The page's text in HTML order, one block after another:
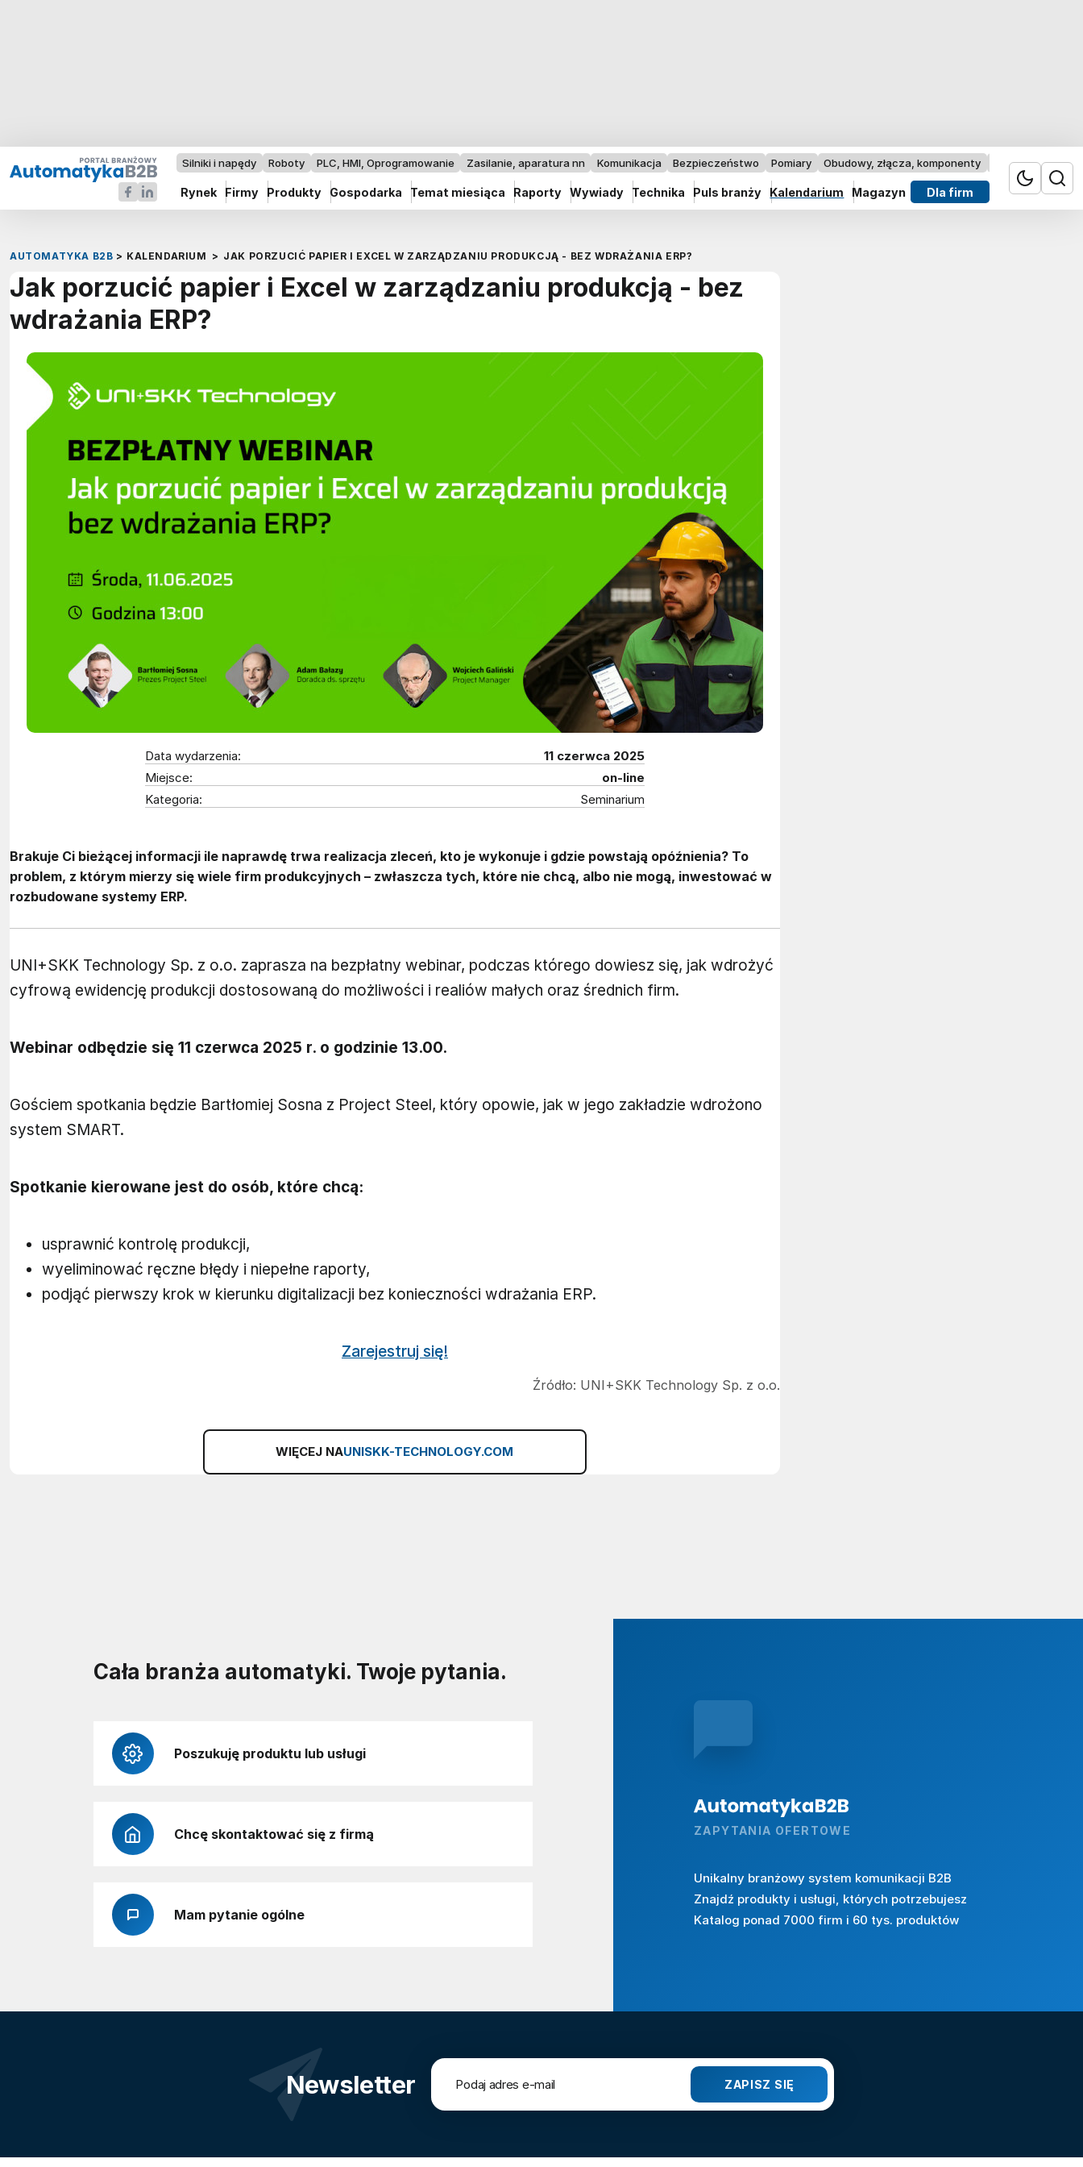
Silniki i napędy Roboty PLC, HMI, Oprogramowanie Zasilanie, aparatura nn Komunikacja Bezpieczeństwo Pomiary Obudowy, złącza, komponenty Przemysł 4.0
Rynek Firmy Produkty Gospodarka Temat miesiąca Raporty Wywiady Technika Puls branży Kalendarium Magazyn Dla firm
AUTOMATYKA B2B > KALENDARIUM > JAK PORZUCIĆ PAPIER I EXCEL W ZARZĄDZANIU PRODUKCJĄ - BEZ WDRAŻANIA ERP?
Jak porzucić papier i Excel w zarządzaniu produkcją - bez
wdrażania ERP?
Data wydarzenia:
11 czerwca 2025
Miejsce:
on-line
Kategoria:
Seminarium
Brakuje Ci bieżącej informacji ile naprawdę trwa realizacja zleceń, kto je wykonuje i gdzie powstają opóźnienia? To
problem, z którym mierzy się wiele firm produkcyjnych – zwłaszcza tych, które nie chcą, albo nie mogą, inwestować w
rozbudowane systemy ERP.
UNI+SKK Technology Sp. z o.o. zaprasza na bezpłatny webinar, podczas którego dowiesz się, jak wdrożyć
cyfrową ewidencję produkcji dostosowaną do możliwości i realiów małych oraz średnich firm.
Webinar odbędzie się 11 czerwca 2025 r. o godzinie 13.00.
Gościem spotkania będzie Bartłomiej Sosna z Project Steel, który opowie, jak w jego zakładzie wdrożono
system SMART.
Spotkanie kierowane jest do osób, które chcą:
usprawnić kontrolę produkcji,
wyeliminować ręczne błędy i niepełne raporty,
podjąć pierwszy krok w kierunku digitalizacji bez konieczności wdrażania ERP.
Zarejestruj się!
Źródło: UNI+SKK Technology Sp. z o.o.
WIĘCEJ NAUNISKK-TECHNOLOGY.COM
Cała branża automatyki. Twoje pytania.
Poszukuję produktu lub usługi
Chcę skontaktować się z firmą
Mam pytanie ogólne
ZAPYTANIA OFERTOWE
Unikalny branżowy system komunikacji B2B
Znajdź produkty i usługi, których potrzebujesz
Katalog ponad 7000 firm i 60 tys. produktów
Newsletter